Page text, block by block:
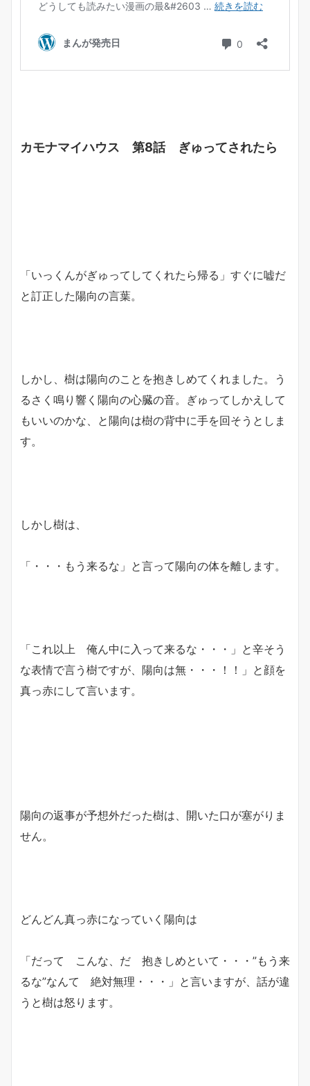
カモナマイハウス 第8話 ぎゅってされたら
「いっくんがぎゅってしてくれたら帰る」すぐに嘘だ
と訂正した陽向の言葉。
しかし、樹は陽向のことを抱きしめてくれました。う
るさく鳴り響く陽向の心臓の音。ぎゅってしかえして
もいいのかな、と陽向は樹の背中に手を回そうとしま
す。
しかし樹は、
「・・・もう来るな」と言って陽向の体を離します。
「これ以上 俺ん中に入って来るな・・・」と辛そう
な表情で言う樹ですが、陽向は無・・・！！」と顔を
真っ赤にして言います。
陽向の返事が予想外だった樹は、開いた口が塞がりま
せん。
どんどん真っ赤になっていく陽向は
「だって こんな、だ 抱きしめといて・・・”もう来
るな”なんて 絶対無理・・・」と言いますが、話が違
うと樹は怒ります。